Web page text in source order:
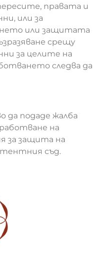
правата и
или за
или защитата
срещу
за целите на
следва да
да подаде жалба
на
за защита на
съд.